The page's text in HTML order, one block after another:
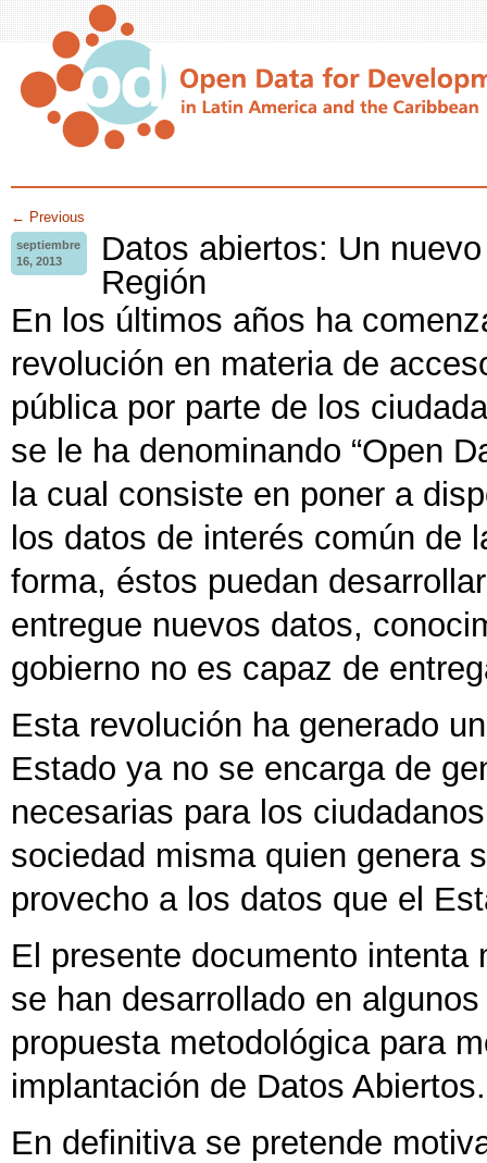
← Previous
septiembre
16, 2013
Datos abiertos: Un
Región
En los últimos años ha
revolución en materia de
pública por parte de los
se le ha denominando “Open
la cual consiste en poner a
los datos de interés común de
forma, éstos puedan
entregue nuevos datos,
gobierno no es capaz de
Esta revolución ha generado
Estado ya no se encarga de
necesarias para los
sociedad misma quien genera
provecho a los datos que el
El presente documento
se han desarrollado en
propuesta metodológica para
implantación de Datos Abiertos.
En definitiva se pretende